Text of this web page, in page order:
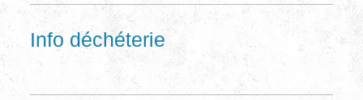
Info déchéterie